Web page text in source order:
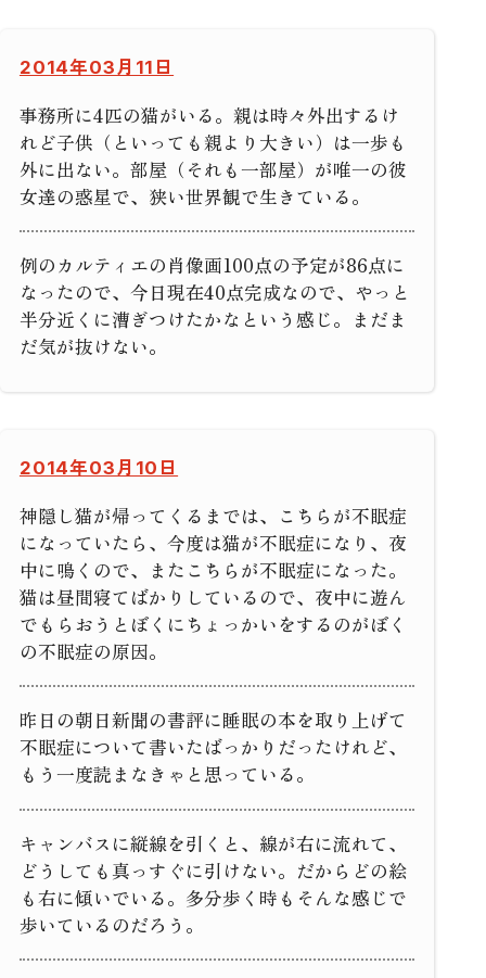
2014年03月11日
事務所に4匹の猫がいる。親は時々外出するけ
れど子供（といっても親より大きい）は一歩も
外に出ない。部屋（それも一部屋）が唯一の彼
女達の惑星で、狭い世界観で生きている。
例のカルティエの肖像画100点の予定が86点に
なったので、今日現在40点完成なので、やっと
半分近くに漕ぎつけたかなという感じ。まだま
だ気が抜けない。
2014年03月10日
神隠し猫が帰ってくるまでは、こちらが不眠症
になっていたら、今度は猫が不眠症になり、夜
中に鳴くので、またこちらが不眠症になった。
猫は昼間寝てばかりしているので、夜中に遊ん
でもらおうとぼくにちょっかいをするのがぼく
の不眠症の原因。
昨日の朝日新聞の書評に睡眠の本を取り上げて
不眠症について書いたばっかりだったけれど、
もう一度読まなきゃと思っている。
キャンバスに縦線を引くと、線が右に流れて、
どうしても真っすぐに引けない。だからどの絵
も右に傾いでいる。多分歩く時もそんな感じで
歩いているのだろう。